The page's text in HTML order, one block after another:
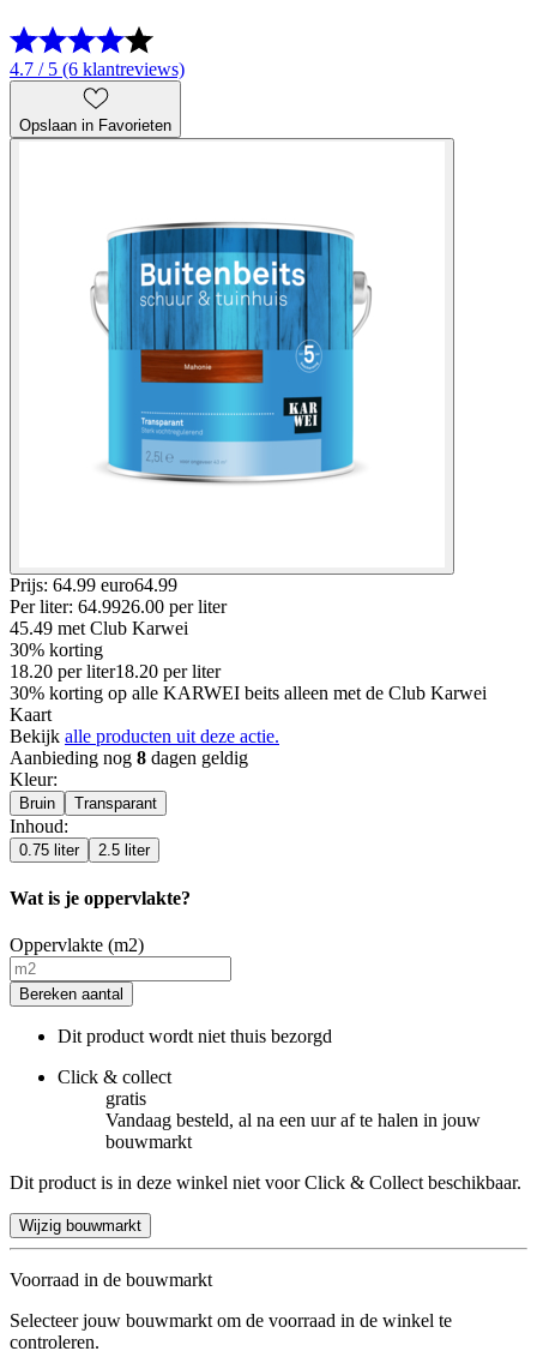
4.7 / 5 (6 klantreviews)
Opslaan in Favorieten
Prijs: 64.99 euro64.99
Per liter: 64.9926.00 per liter
45.49 met Club Karwei
30% korting
18.20 per liter18.20 per liter
30% korting op alle KARWEI beits alleen met de Club Karwei
Kaart
Bekijk alle producten uit deze actie.
Aanbieding nog 8 dagen geldig
Kleur:
Bruin Transparant
Inhoud:
0.75 liter 2.5 liter
Wat is je oppervlakte?
Oppervlakte (m2)
Bereken aantal
Dit product wordt niet thuis bezorgd
Click & collect
gratis
Vandaag besteld, al na een uur af te halen in jouw
bouwmarkt
Dit product is in deze winkel niet voor Click & Collect beschikbaar.
Wijzig bouwmarkt
Voorraad in de bouwmarkt
Selecteer jouw bouwmarkt om de voorraad in de winkel te
controleren.